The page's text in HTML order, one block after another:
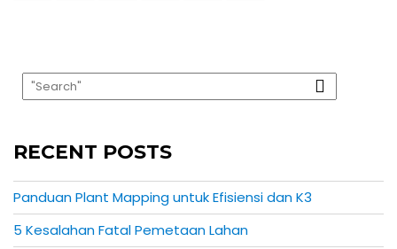
RECENT POSTS
Panduan Plant Mapping untuk Efisiensi dan K3
5 Kesalahan Fatal Pemetaan Lahan